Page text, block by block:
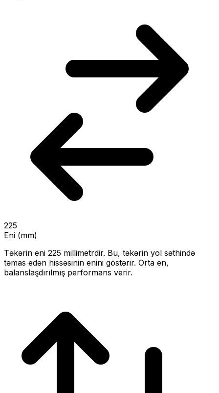
225
Eni (mm)
Təkərin eni 225 millimetrdir. Bu, təkərin yol səthində
təmas edən hissəsinin enini göstərir. Orta en,
balanslaşdırılmış performans verir.